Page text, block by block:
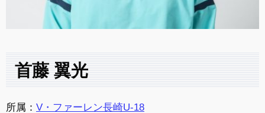
首藤 翼光
所属： V・ファーレン長崎U-18